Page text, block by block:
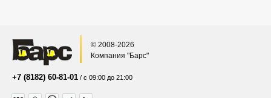
© 2008-2026
Компания "Барс"
+7 (8182) 60-81-01 / с 09:00 до 21:00